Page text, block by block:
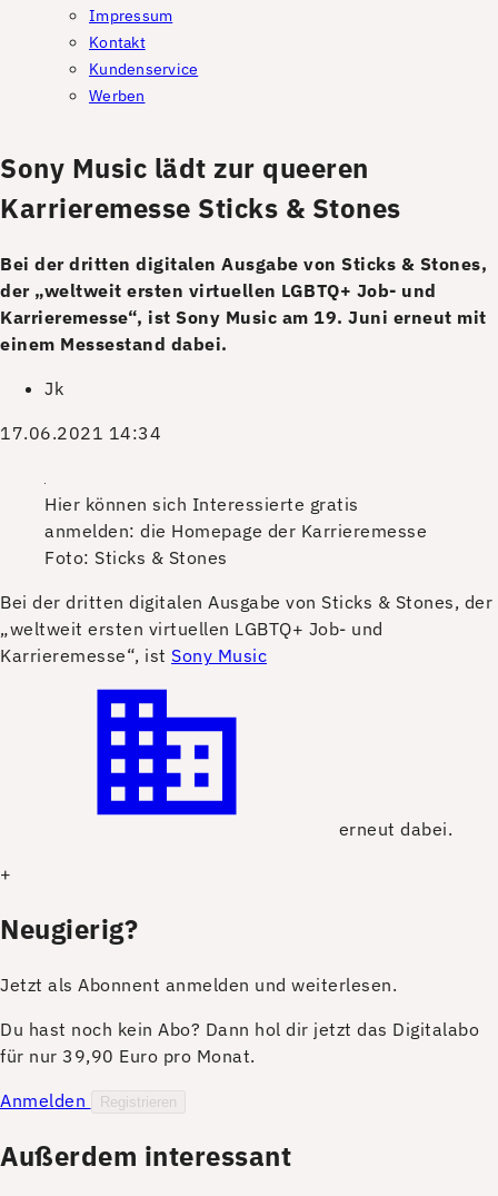
Impressum
Kontakt
Kundenservice
Werben
Sony Music lädt zur queeren
Karrieremesse Sticks & Stones
Bei der dritten digitalen Ausgabe von Sticks & Stones,
der „weltweit ersten virtuellen LGBTQ+ Job- und
Karrieremesse“, ist Sony Music am 19. Juni erneut mit
einem Messestand dabei.
Jk
17.06.2021 14:34
Hier können sich Interessierte gratis
anmelden: die Homepage der Karrieremesse
Foto: Sticks & Stones
Bei der dritten digitalen Ausgabe von Sticks & Stones, der
„weltweit ersten virtuellen LGBTQ+ Job- und
Karrieremesse“, ist Sony Music
erneut dabei.
+
Neugierig?
Jetzt als Abonnent anmelden und weiterlesen.
Du hast noch kein Abo? Dann hol dir jetzt das Digitalabo
für nur 39,90 Euro pro Monat.
Anmelden
Registrieren
Außerdem interessant